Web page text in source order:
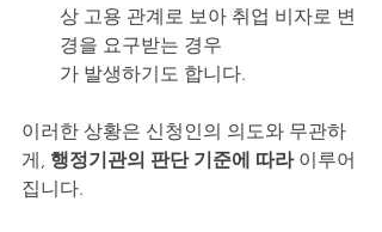
상 고용 관계로 보아 취업 비자로 변
경을 요구받는 경우
가 발생하기도 합니다.
이러한 상황은 신청인의 의도와 무관하
게, 행정기관의 판단 기준에 따라 이루어
집니다.